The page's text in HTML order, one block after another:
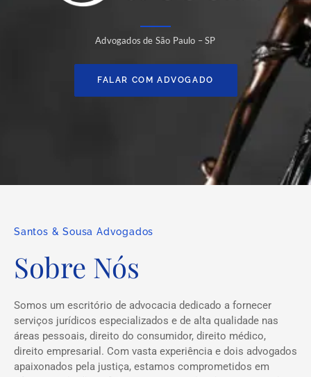
Advogados de São Paulo – SP
FALAR COM ADVOGADO
Santos & Sousa Advogados
Sobre Nós
Somos um escritório de advocacia dedicado a fornecer
serviços jurídicos especializados e de alta qualidade nas
áreas pessoais, direito do consumidor, direito médico,
direito empresarial. Com vasta experiência e dois advogados
apaixonados pela justiça, estamos comprometidos em